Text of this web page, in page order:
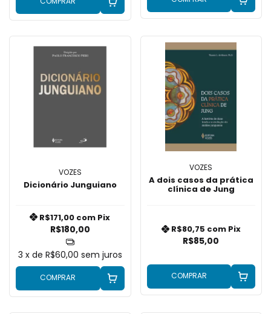
VOZES
Dicionário Junguiano
R$180,00
R$171,00 com Pix
3 x de R$60,00 sem juros
COMPRAR
VOZES
A dois casos da prática
clínica de Jung
R$85,00
R$80,75 com Pix
COMPRAR